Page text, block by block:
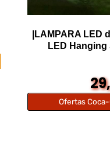
|LAMPARA LED
LED Hanging
Ofertas